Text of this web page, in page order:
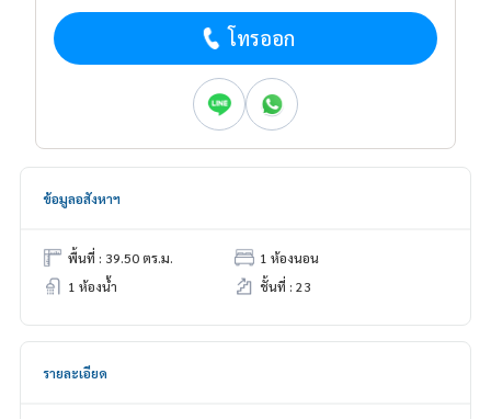
โทรออก
ข้อมูลอสังหาฯ
พื้นที่ : 39.50 ตร.ม.
1 ห้องนอน
1 ห้องน้ำ
ชั้นที่ : 23
รายละเอียด